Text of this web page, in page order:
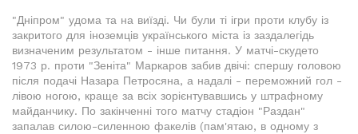
"Дніпром" удома та на виїзді. Чи були ті ігри проти клубу із
закритого для іноземців українського міста із заздалегідь
визначеним результатом - інше питання. У матчі-скудето
1973 р. проти "Зеніта" Маркаров забив двічі: спершу головою
після подачі Назара Петросяна, а надалі - переможний гол -
лівою ногою, краще за всіх зорієнтувавшись у штрафному
майданчику. По закінченні того матчу стадіон "Раздан"
запалав силою-силенною факелів (пам'ятаю, в одному з